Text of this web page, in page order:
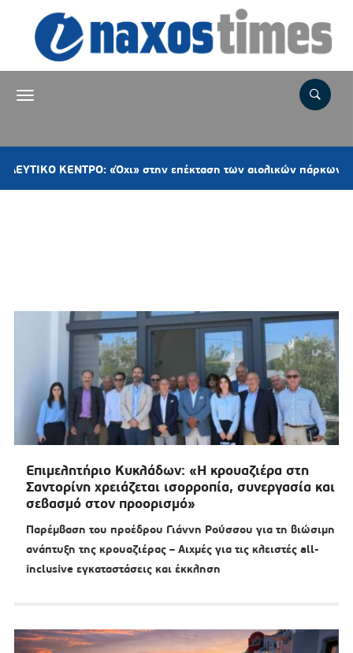
«Όχι» στην επέκταση των αιολικών πάρκων στη Νάξο–
Επιμελητήριο Κυκλάδων: «Η κρουαζιέρα στη
Σαντορίνη χρειάζεται ισορροπία, συνεργασία και
σεβασμό στον προορισμό»
Παρέμβαση του προέδρου Γιάννη Ρούσσου για τη βιώσιμη
ανάπτυξη της κρουαζιέρας – Αιχμές για τις κλειστές all-
inclusive εγκαταστάσεις και έκκληση